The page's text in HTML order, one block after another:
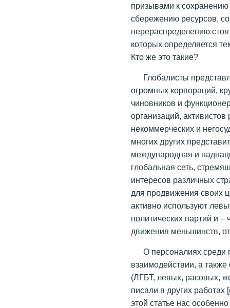
призывами к
сбережению ресурсов,
перераспределению
которых определяется
Кто же это такие?
Глобалисты
огромных корпораций,
чиновников и
организаций,
некоммерческих и
многих других
международная и
глобальная сеть,
интересов различных
для продвижения своих
активно используют
политических партий и
движения меньшинств,
О персоналиях среди
взаимодействии, а
(ЛГБТ, левых, расовых,
писали в других
этой статье нас